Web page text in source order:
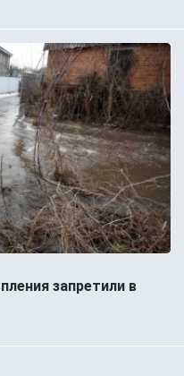
запретили в